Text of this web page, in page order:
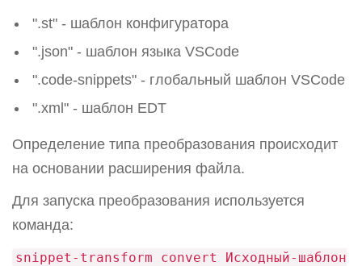
".st" - шаблон конфигуратора
".json" - шаблон языка VSCode
".code-snippets" - глобальный шаблон VSCode
".xml" - шаблон EDT
Определение типа преобразования происходит
на основании расширения файла.
Для запуска преобразования используется
команда:
snippet-transform convert Исходный-шаблон